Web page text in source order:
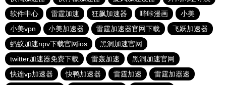
软件中心
雷霆加速 狂飙加速器 哔咔漫画
小美
小美vpn
小美加速器 雷霆加速器官网下载
飞跃加速器
蚂蚁加速npv下载官网ios
黑洞加速官网
twitter加速器免费下载
雷轰加速
黑洞加速官网
快连vp加速器
快鸭加速器 雷霆加速 雷霆加器速